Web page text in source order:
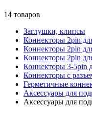
14 товаров
Заглушки, клипсы
Коннекторы 2pin
Коннекторы 2pin
Коннекторы 2pin
Коннекторы 3-5pin
Коннекторы с
Герметичные
Аксессуары для
Аксессуары для